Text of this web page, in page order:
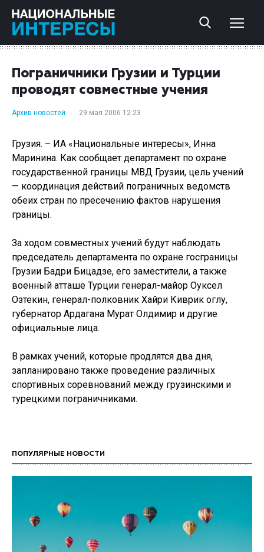
Пограничники Грузии и Турции
проводят совместные учения
Архив новостей 29 мая 2006 12:23
Грузия. – ИА «Национальные интересы», Инна
Маринина. Как сообщает департамент по охране
государственной границы МВД Грузии, цель учений
— координация действий пограничных ведомств
обеих стран по пресечению фактов нарушения
границы.
За ходом совместных учений будут наблюдать
председатель департамента по охране госграницы
Грузии Бадри Бицадзе, его заместители, а также
военный атташе Турции генерал-майор Оуксел
Озтекин, генерал-полковник Хайри Киврик оглу,
губернатор Ардагана Мурат Олдимир и другие
официальные лица.
В рамках учений, которые продлятся два дня,
запланировано также проведение различных
спортивных соревнований между грузинскими и
турецкими пограничниками.
ПОПУЛЯРНЫЕ НОВОСТИ